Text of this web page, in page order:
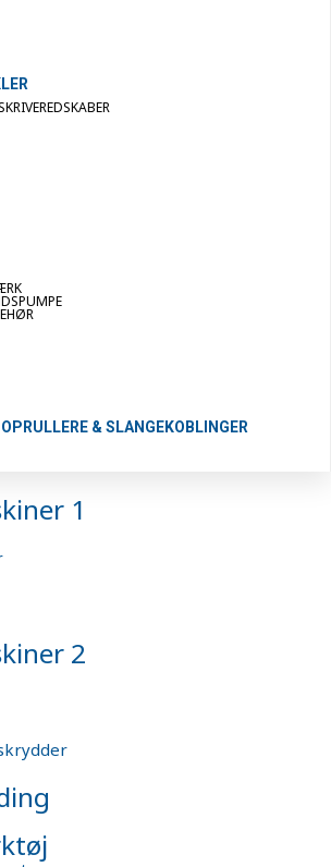
& SLANGEKOBLINGER
1
2